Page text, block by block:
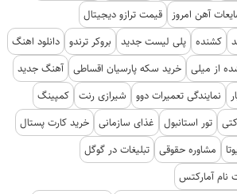
آهن امروز
قیمت ترازو دیجیتال
کشنده پلی لیست جدید بروکر ترندو دانلود اهنگ
از میلی خرید سکه پارسیان اقساطی آهنگ جدید
نمایندگی تعمیرات دوو شیرازی رنت کمپینگ
تور استانبول غذای سازمانی خرید کارت پستال
مشاوره حقوقی تبلیغات در گوگل
نام آمارکتس